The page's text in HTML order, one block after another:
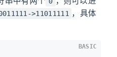
>11011111 ，具体
BASIC